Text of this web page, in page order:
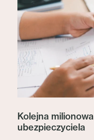
Kolejna
ubezpieczyciela